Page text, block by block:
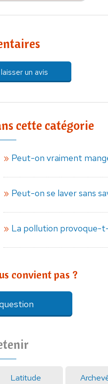
un avis
cette catégorie
Peut-on vraiment
Peut-on se laver sans
La pollution provoque-
convient pas ?
Latitude